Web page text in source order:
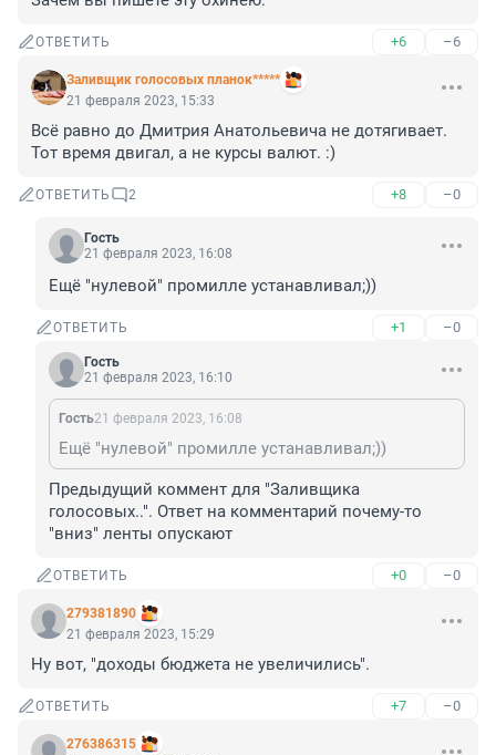
ОТВЕТИТЬ +6 –6
Заливщик голосовых планок*****
21 февраля 2023, 15:33
Всё равно до Дмитрия Анатольевича не дотягивает.
Тот время двигал, а не курсы валют. :)
ОТВЕТИТЬ 2 +8 –0
Гость
21 февраля 2023, 16:08
Ещё "нулевой" промилле устанавливал;))
ОТВЕТИТЬ +1 –0
Гость
21 февраля 2023, 16:10
Гость21 февраля 2023, 16:08
Ещё "нулевой" промилле устанавливал;))
Предыдущий коммент для "Заливщика
голосовых..". Ответ на комментарий почему-то
"вниз" ленты опускают
ОТВЕТИТЬ +0 –0
279381890
21 февраля 2023, 15:29
Ну вот, "доходы бюджета не увеличились".
ОТВЕТИТЬ +7 –0
276386315